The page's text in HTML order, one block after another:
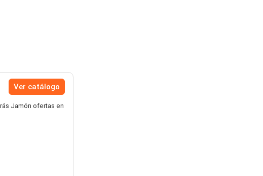
Ver catálogo
Jamón ofertas en